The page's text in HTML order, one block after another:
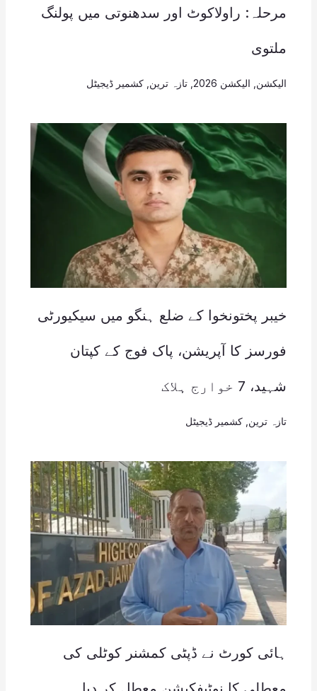
مرحلہ: راولاکوٹ اور سدھنوتی میں پولنگ
ملتوی
الیکشن الیکشن 2026 , تازہ ترین کشمیر ڈیجیٹل
خیبر پختونخوا کے ضلع ہنگو میں سیکیورٹی
فورسز کا آپریشن، پاک فوج کے کپتان
شہید، 7 خوارج ہلاک
تازہ ترین کشمیر ڈیجیٹل
ہائی کورٹ نے ڈپٹی کمشنر کوٹلی کی